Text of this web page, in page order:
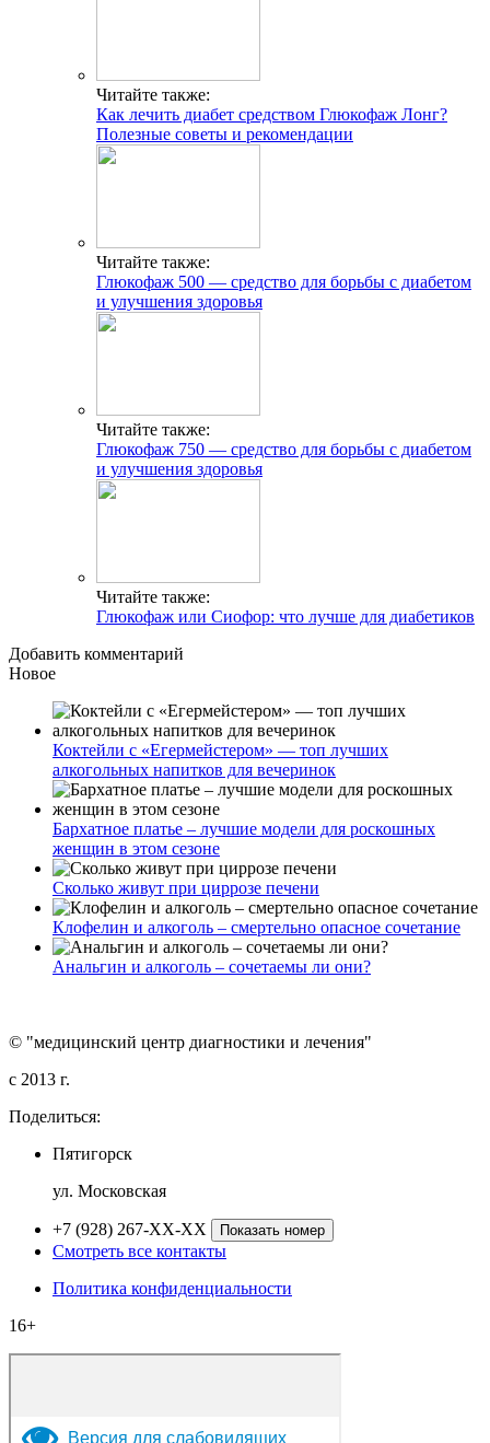
Читайте также:
Как лечить диабет средством Глюкофаж Лонг?
Полезные советы и рекомендации
Читайте также:
Глюкофаж 500 — средство для борьбы с диабетом
и улучшения здоровья
Читайте также:
Глюкофаж 750 — средство для борьбы с диабетом
и улучшения здоровья
Читайте также:
Глюкофаж или Сиофор: что лучше для диабетиков
Добавить комментарий
Новое
Коктейли с «Егермейстером» — топ лучших
алкогольных напитков для вечеринок
Бархатное платье – лучшие модели для роскошных
женщин в этом сезоне
Сколько живут при циррозе печени
Клофелин и алкоголь – смертельно опасное сочетание
Анальгин и алкоголь – сочетаемы ли они?
© "медицинский центр диагностики и лечения"
c 2013 г.
Поделиться:
Пятигорск
ул. Московская
+7 (928) 267-XX-XX Показать номер
Смотреть все контакты
Политика конфиденциальности
16+